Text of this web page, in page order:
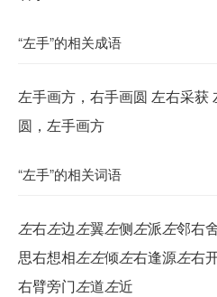
“左手”的相关成语
左手画方，右手画圆 左右采获
圆，左手画方
“左手”的相关词语
左右左边左翼左侧左派左邻右
思右想相左左倾左右逢源左右
右臂旁门左道左近